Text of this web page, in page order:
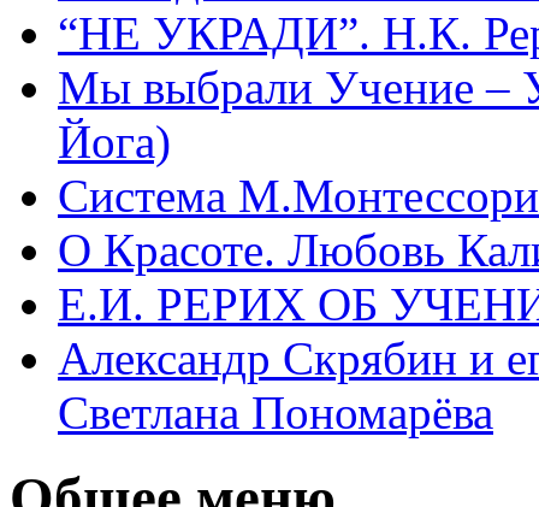
“НЕ УКРАДИ”. Н.К.
Мы выбрали Учение –
Йога)
Система М.Монтессори
О Красоте. Любовь
Е.И. РЕРИХ ОБ
Александр Скрябин и
Светлана Пономарёва